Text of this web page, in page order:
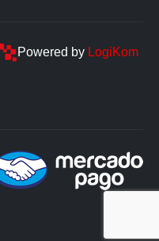
Powered by LogiKom